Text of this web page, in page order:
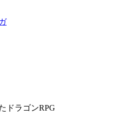
ドラゴンRPG